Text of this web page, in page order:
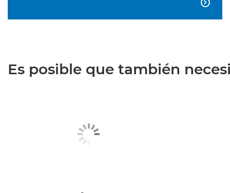

Es posible que también